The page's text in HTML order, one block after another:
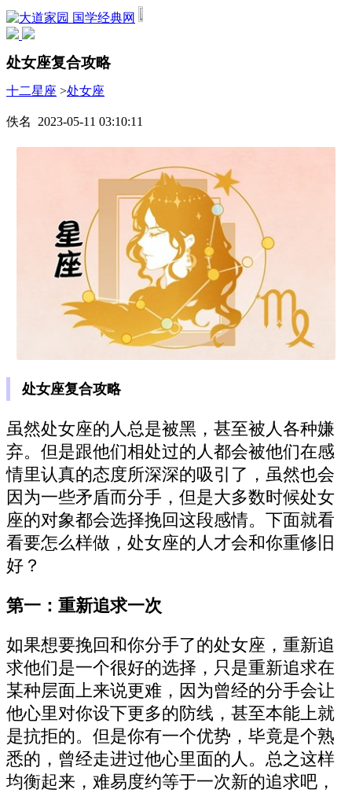
国学经典网
处女座复合攻略
十二星座 >处女座
佚名 2023-05-11 03:10:11
处女座复合攻略
虽然处女座的人总是被黑，甚至被人各种嫌
弃。但是跟他们相处过的人都会被他们在感
情里认真的态度所深深的吸引了，虽然也会
因为一些矛盾而分手，但是大多数时候处女
座的对象都会选择挽回这段感情。下面就看
看要怎么样做，处女座的人才会和你重修旧
好？
第一：重新追求一次
如果想要挽回和你分手了的处女座，重新追
求他们是一个很好的选择，只是重新追求在
某种层面上来说更难，因为曾经的分手会让
他心里对你设下更多的防线，甚至本能上就
是抗拒的。但是你有一个优势，毕竟是个熟
悉的，曾经走进过他心里面的人。总之这样
均衡起来，难易度约等于一次新的追求吧，